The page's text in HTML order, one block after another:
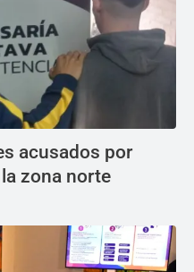
acusados por
zona norte